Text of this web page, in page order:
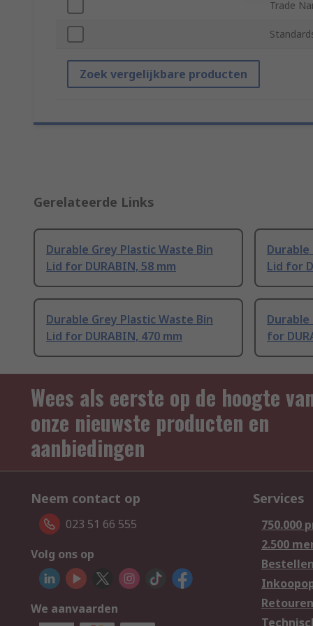
Trade
Zoek vergelijkbare producten
Gerelateerde Links
Durable Grey Plastic Waste Bin
Lid for DURABIN, 58 mm
Durable
Lid for
Durable Grey Plastic Waste Bin
Lid for DURABIN, 470 mm
Durable
for
Wees als eerste op de hoogte
onze nieuwste producten en
aanbiedingen
Neem contact op
023 51 66 555
Volg ons op
We aanvaarden
Services
750.000
2.500
Bestellen
Retouren